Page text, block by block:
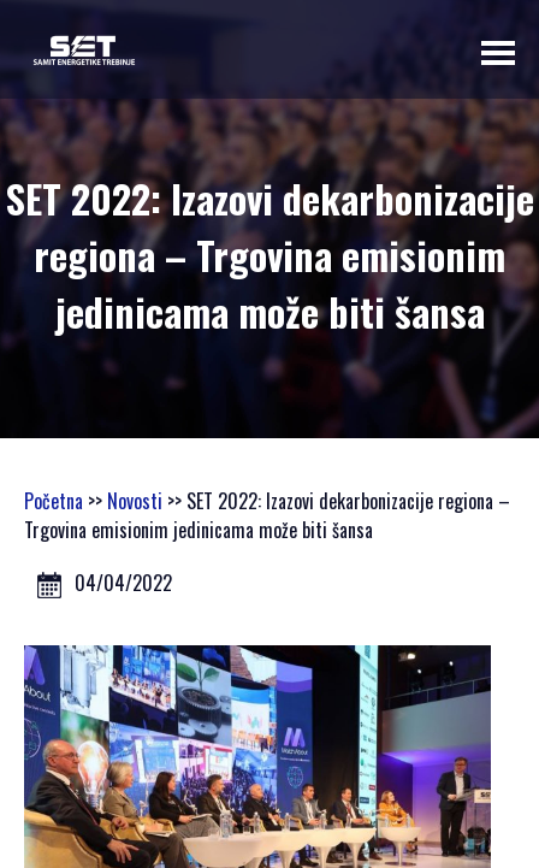
O NAMA
UVODNA RIJEČ
ORGANIZATORA
PROGRAMSKI
ODBOR
OSNOVNI
SAMIT 2022
SAMIT 2020
GALERIJA 2023
GALERIJA 2022
GALERIJA 2021
GALERIJA 2020
PROGRAM
OPŠTE
INFORMACIJE
KAKO SE
REGISTROVATI
SET 2022: Izazovi dekarbonizacije
regiona – Trgovina emisionim
jedinicama može biti šansa
Početna >> Novosti >> SET 2022: Izazovi dekarbonizacije regiona –
Trgovina emisionim jedinicama može biti šansa
04/04/2022